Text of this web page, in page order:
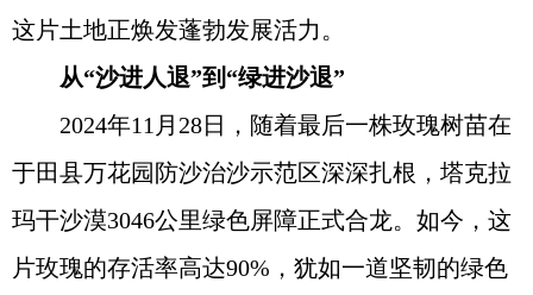
这片土地正焕发蓬勃发展活力。
从“沙进人退”到“绿进沙退”
2024年11月28日，随着最后一株玫瑰树苗在
于田县万花园防沙治沙示范区深深扎根，塔克拉
玛干沙漠3046公里绿色屏障正式合龙。如今，这
片玫瑰的存活率高达90%，犹如一道坚韧的绿色